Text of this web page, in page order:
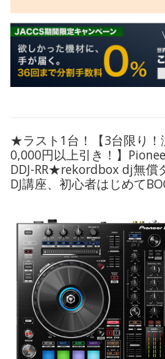
★ラスト1台！【3台限り！
0,000円以上引き！】
DDJ-RR★rekordbox dj無償
DJ講座、初心者はじめて